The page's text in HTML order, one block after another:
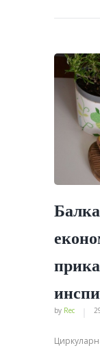
by Rec